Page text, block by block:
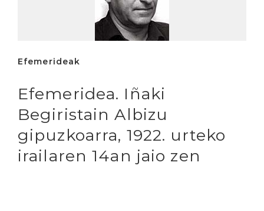
Efemerideak
Efemeridea. Iñaki
Begiristain Albizu
gipuzkoarra, 1922. urteko
irailaren 14an jaio zen